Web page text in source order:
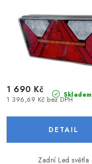
Skladem
1 396,69 Kč bez DPH
1 690 Kč
Zadní Led světla